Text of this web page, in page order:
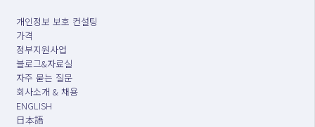
개인정보 보호 컨설팅
가격
정부지원사업
블로그&자료실
자주 묻는 질문
회사소개 & 채용
ENGLISH
日本語